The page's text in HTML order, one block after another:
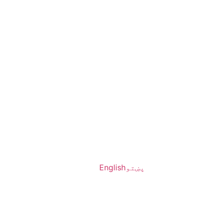
پښتوEnglish